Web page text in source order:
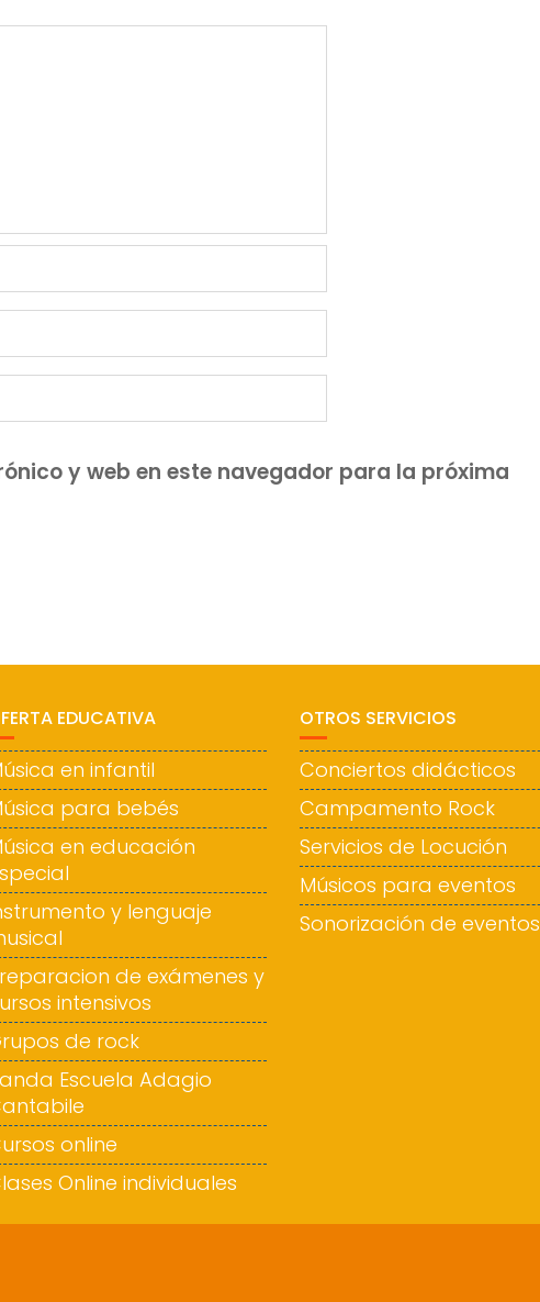
y web en este navegador para la próxima
EDUCATIVA
en infantil
para bebés
en educación
y lenguaje
de exámenes y
intensivos
de rock
Escuela Adagio
online
Online individuales
OTROS SERVICIOS
Conciertos didácticos
Campamento Rock
Servicios de Locución
Músicos para eventos
Sonorización de eventos